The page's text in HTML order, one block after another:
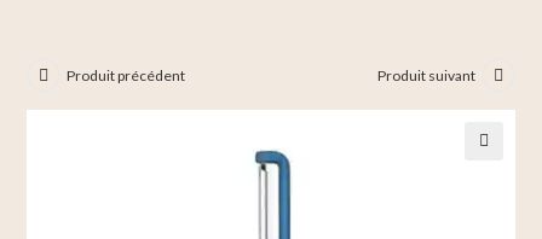
Produit précédent Produit suivant